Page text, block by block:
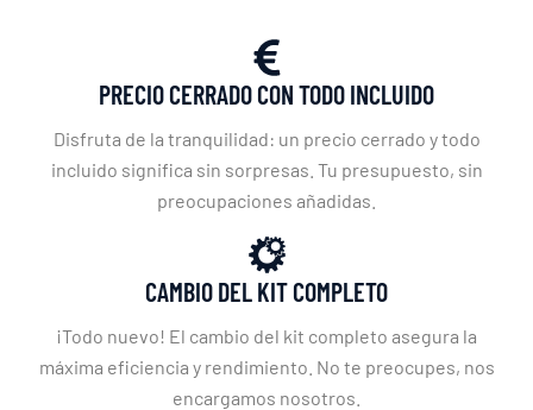
PRECIO CERRADO CON TODO INCLUIDO
Disfruta de la tranquilidad: un precio cerrado y todo
incluido significa sin sorpresas. Tu presupuesto, sin
preocupaciones añadidas.
CAMBIO DEL KIT COMPLETO
¡Todo nuevo! El cambio del kit completo asegura la
máxima eficiencia y rendimiento. No te preocupes, nos
encargamos nosotros.